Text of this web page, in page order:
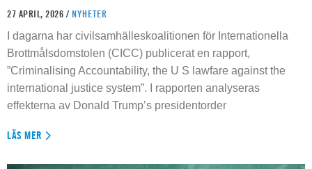
27 APRIL, 2026 / NYHETER
I dagarna har civilsamhälleskoalitionen för Internationella
Brottmålsdomstolen (CICC) publicerat en rapport,
”Criminalising Accountability, the U S lawfare against the
international justice system”. I rapporten analyseras
effekterna av Donald Trump’s presidentorder
LÄS MER